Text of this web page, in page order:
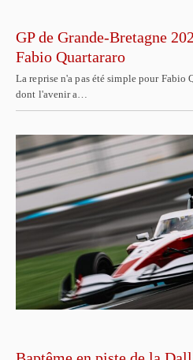
GP de Grande-Bretagne
Fabio Quartararo
La reprise n'a pas été simple pour Fabio
dont l'avenir a…